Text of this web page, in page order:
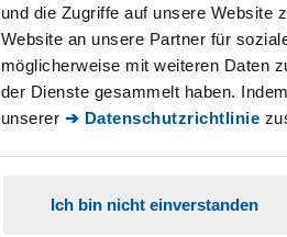
und die Zugriffe auf unsere Website
Website an unsere Partner für
möglicherweise mit weiteren Daten
der Dienste gesammelt haben.
unserer ➔ Datenschutzrichtlinie
Ich bin nicht einverstanden
30.06.2026